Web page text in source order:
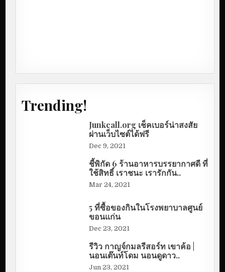
Trending!
Junkcall.org เช็คเบอร์น่าสงสัย
ผ่านเว็บไซต์ได้ฟรี
Dec 9, 2021
ชี้พิกัด 6 ร้านอาหารบรรยากาศดี ที่
ใช้สิทธิ์ เราชนะ เรารักกัน..
Mar 24, 2021
5 ที่ซื้อของกินในโรงพยาบาลศูนย์
ขอนแก่น
Dec 23, 2021
รีวิว กาญจ์กมลรีสอร์ท เขาค้อ |
นอนเต๊นท์โดม นอนดูดาว..
Jun 23, 2021